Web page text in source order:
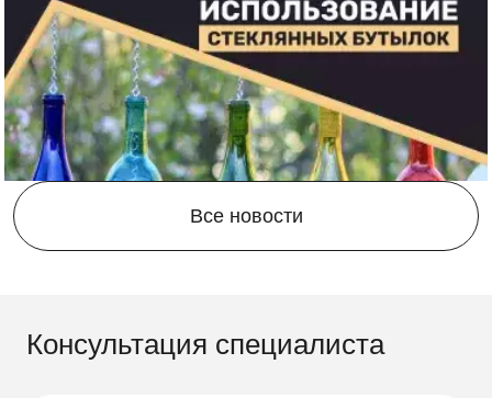
21.08.2023
Все новости
Консультация специалиста